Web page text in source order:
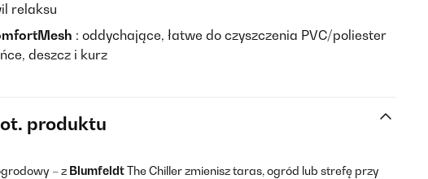
relaksu
: oddychające, łatwe do czyszczenia PVC/poliester
deszcz i kurz
produktu
– z BlumfeldtThe Chiller zmienisz taras, ogród lub strefę przy